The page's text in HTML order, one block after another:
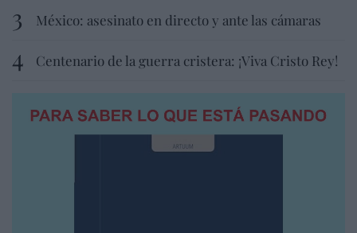
México: asesinato en directo y ante las cámaras
Centenario de la guerra cristera: ¡Viva Cristo Rey!